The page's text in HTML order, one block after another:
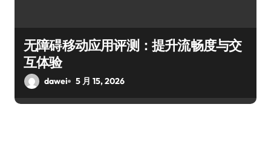
无障碍移动应用评测：提升流畅度与交
互体验
dawei 5 月 15, 2026